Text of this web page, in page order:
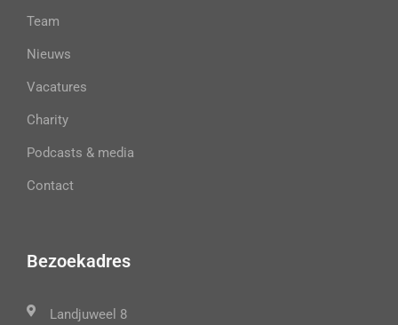
Team
Nieuws
Vacatures
Charity
Podcasts & media
Contact
Bezoekadres
Landjuweel 8